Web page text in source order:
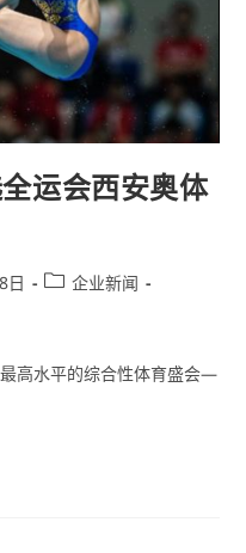
运会西安奥体
日
企业新闻
高水平的综合性体育盛会—